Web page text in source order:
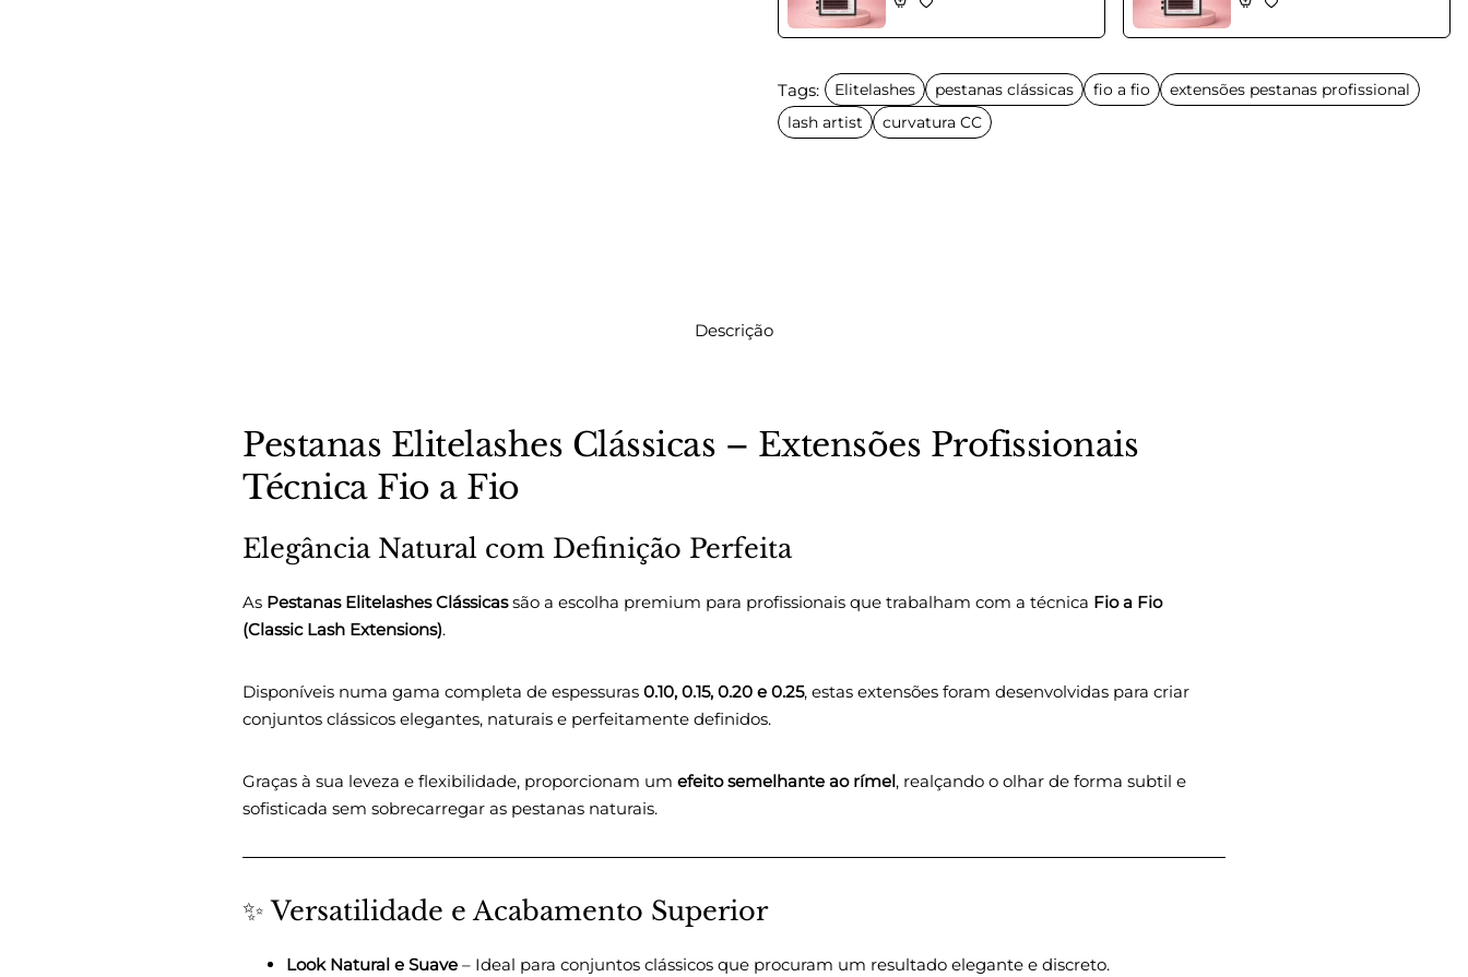
Tags: Elitelashes pestanas clássicas fio a fio
extensões pestanas profissional
lash artist
curvatura CC
Descrição
Pestanas Elitelashes Clássicas – Extensões Profissionais
Técnica Fio a Fio
Elegância Natural com Definição Perfeita
As Pestanas Elitelashes Clássicassão a escolha premium para profissionais que trabalham com a técnica Fio a Fio
(Classic Lash Extensions).
Disponíveis numa gama completa de espessuras 0.10, 0.15, 0.20 e 0.25, estas extensões foram desenvolvidas para criar
conjuntos clássicos elegantes, naturais e perfeitamente definidos.
Graças à sua leveza e flexibilidade, proporcionam um efeito semelhante ao rímel, realçando o olhar de forma subtil e
sofisticada sem sobrecarregar as pestanas naturais.
✨ Versatilidade e Acabamento Superior
Look Natural e Suave – Ideal para conjuntos clássicos que procuram um resultado elegante e discreto.